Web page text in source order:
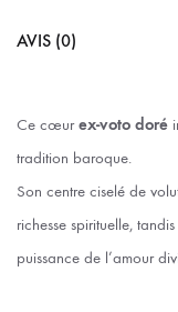
AVIS (0)
Ce cœurex-voto doré
tradition baroque.
Son centre ciselé de
richesse spirituelle,
puissance de l’amour